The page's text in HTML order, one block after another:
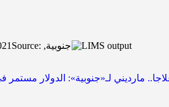
Source: ,جنوبية